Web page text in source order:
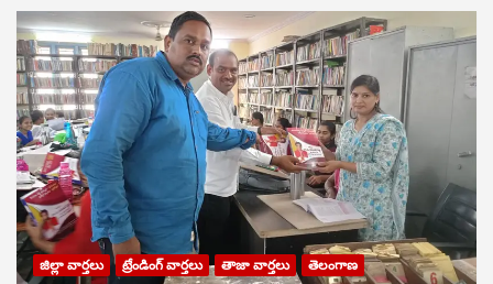
జిల్లా వార్తలు ట్రేండింగ్ వార్తలు తాజా వార్తలు తెలంగాణ